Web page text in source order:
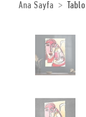
Ana Sayfa Tablo